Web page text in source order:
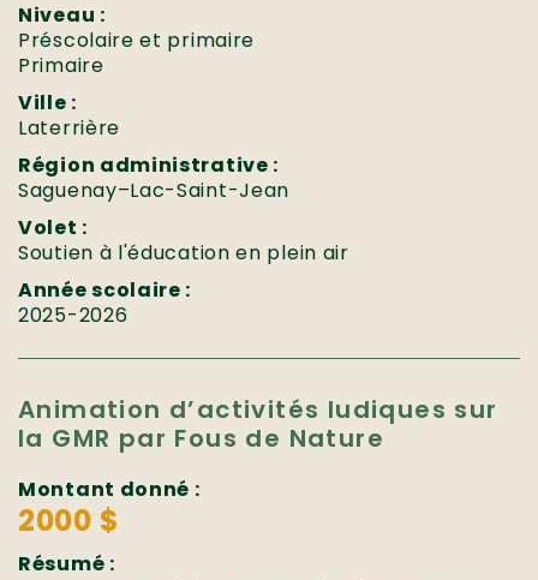
Niveau :
Préscolaire et primaire
Primaire
Ville :
Laterrière
Région administrative :
Saguenay–Lac-Saint-Jean
Volet :
Soutien à l'éducation en plein air
Année scolaire :
2025-2026
Animation d’activités ludiques sur
la GMR par Fous de Nature
Montant donné :
2000 $
Résumé :